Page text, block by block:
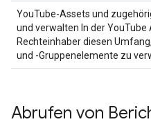
YouTube-Assets und
und verwalten In der
Rechteinhaber diesen
und -Gruppenelemente zu
Abrufen von